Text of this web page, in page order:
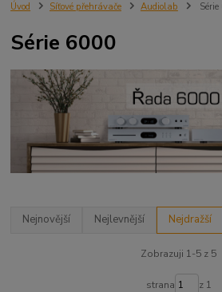
Úvod Síťové přehrávače Audiolab
Série 6000
Nejnovější Nejlevnější Nejdražší
Zobrazuji 1-5 z 5
strana z 1